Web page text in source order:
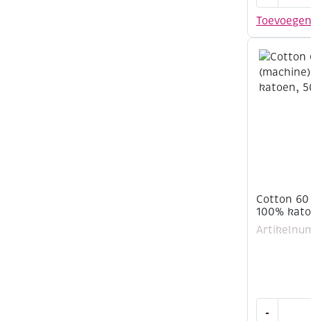
Toevoegen
katoen,
500
meter,
wit
Cotton
100%
-